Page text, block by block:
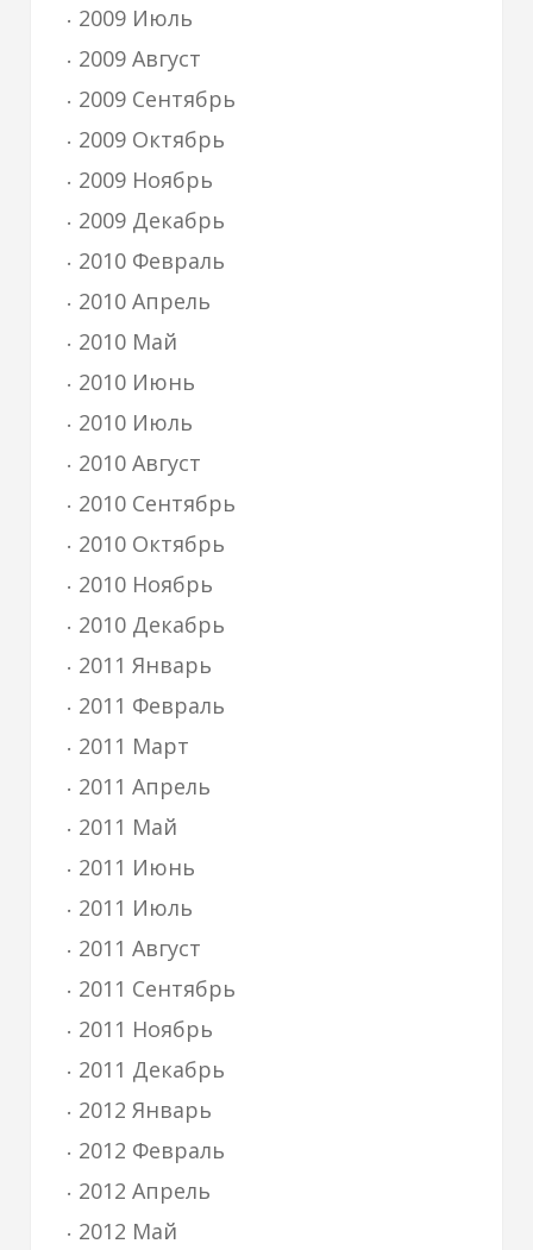
2009 Июль
2009 Август
2009 Сентябрь
2009 Октябрь
2009 Ноябрь
2009 Декабрь
2010 Февраль
2010 Апрель
2010 Май
2010 Июнь
2010 Июль
2010 Август
2010 Сентябрь
2010 Октябрь
2010 Ноябрь
2010 Декабрь
2011 Январь
2011 Февраль
2011 Март
2011 Апрель
2011 Май
2011 Июнь
2011 Июль
2011 Август
2011 Сентябрь
2011 Ноябрь
2011 Декабрь
2012 Январь
2012 Февраль
2012 Апрель
2012 Май